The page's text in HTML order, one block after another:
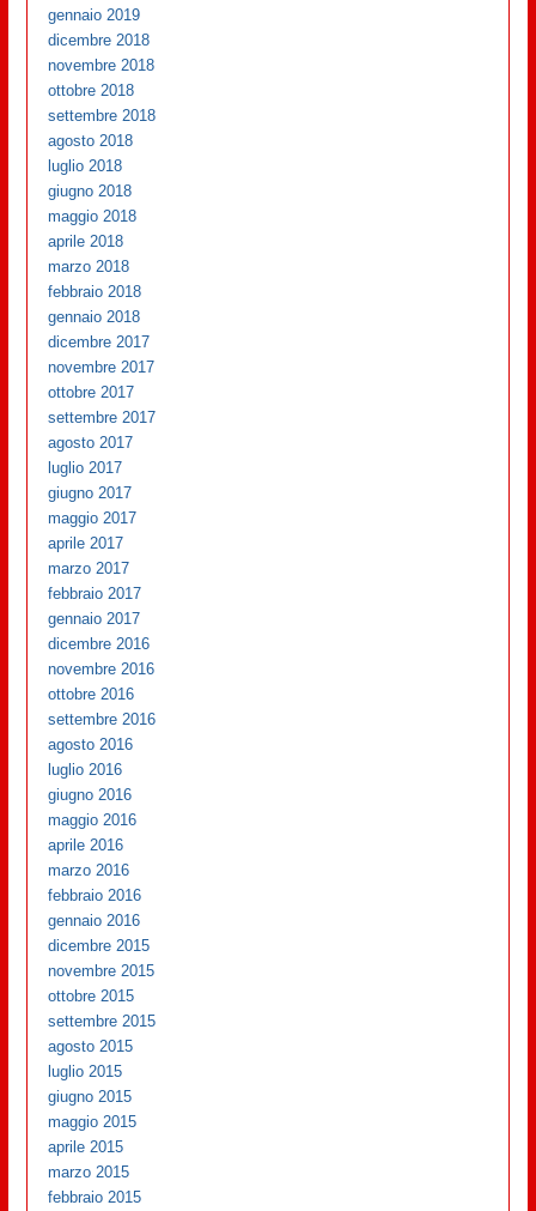
gennaio 2019
dicembre 2018
novembre 2018
ottobre 2018
settembre 2018
agosto 2018
luglio 2018
giugno 2018
maggio 2018
aprile 2018
marzo 2018
febbraio 2018
gennaio 2018
dicembre 2017
novembre 2017
ottobre 2017
settembre 2017
agosto 2017
luglio 2017
giugno 2017
maggio 2017
aprile 2017
marzo 2017
febbraio 2017
gennaio 2017
dicembre 2016
novembre 2016
ottobre 2016
settembre 2016
agosto 2016
luglio 2016
giugno 2016
maggio 2016
aprile 2016
marzo 2016
febbraio 2016
gennaio 2016
dicembre 2015
novembre 2015
ottobre 2015
settembre 2015
agosto 2015
luglio 2015
giugno 2015
maggio 2015
aprile 2015
marzo 2015
febbraio 2015